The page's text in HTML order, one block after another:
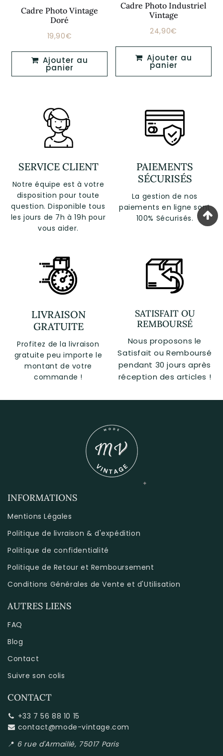
Cadre Photo Vintage
Doré
Prix
19,90€
panier
Cadre Photo Industriel
Vintage
Prix
24,90€
Ajouter au
panier
SERVICE CLIENT
Notre équipe est à votre
disposition pour toute
question. Disponible tous
les jours de 7h à 19h pour
vous aider.
PAIEMENTS
SÉCURISÉS
La gestion de nos
paiements en ligne sont
100% Sécurisés.
LIVRAISON
GRATUITE
Profitez de la livraison
gratuite peu importe le
montant de votre
commande !
SATISFAIT OU
REMBOURSÉ
Nous proposons le
Satisfait ou Remboursé
pendant 30 jours après
réception des articles !
INFORMATIONS
Mentions Légales
Politique de livraison & d'expédition
Politique de confidentialité
Politique de Retour et Remboursement
Conditions Générales de Vente et d'Utilisation
AUTRES LIENS
FAQ
Blog
Contact
Suivre son colis
CONTACT
+33 7 56 88 10 15
contact@mode-vintage.com
📍 6 rue d'Armaillé, 75017 Paris